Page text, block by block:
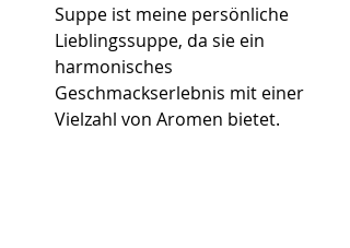
Suppe ist meine persönliche
Lieblingssuppe, da sie ein
harmonisches
Geschmackserlebnis mit einer
Vielzahl von Aromen bietet.